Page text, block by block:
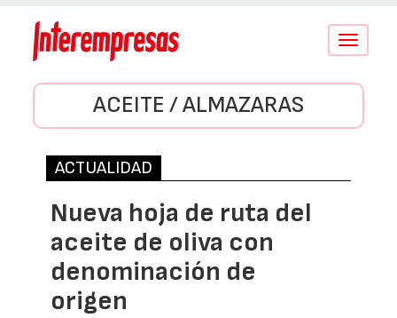
Conmutar
ACEITE / ALMAZARAS
ACTUALIDAD
Nueva hoja de ruta del
aceite de oliva con
denominación de
origen